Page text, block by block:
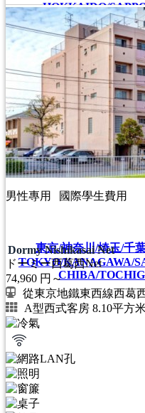
HOKKAIDO/
東京/神奈川/埼玉/千
TOKYO/KANAGAWA/
CHIBA/
男性專用 國際學生費用
Dormy Nishikasai Net
ドーミー西葛西Net
74,960 円～
從東京地鐵東西線西葛
A型西式客房 8.10平方